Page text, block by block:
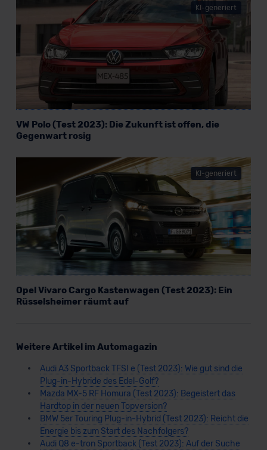
KI-generiert
VW Polo (Test 2023): Die Zukunft ist offen, die
Gegenwart rosig
KI-generiert
Opel Vivaro Cargo Kastenwagen (Test 2023): Ein
Rüsselsheimer räumt auf
Weitere Artikel im Automagazin
Audi A3 Sportback TFSI e (Test 2023): Wie gut sind die
Plug-in-Hybride des Edel-Golf?
Mazda MX-5 RF Homura (Test 2023): Begeistert das
Hardtop in der neuen Topversion?
BMW 5er Touring Plug-in-Hybrid (Test 2023): Reicht die
Energie bis zum Start des Nachfolgers?
Audi Q8 e-tron Sportback (Test 2023): Auf der Suche